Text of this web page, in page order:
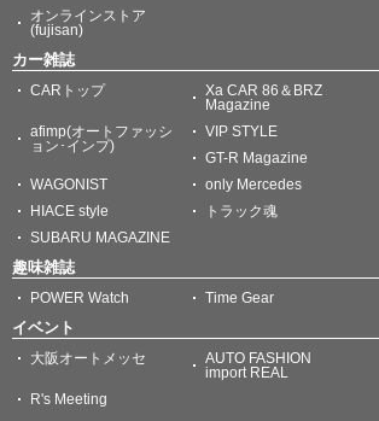
オンラインストア
(fujisan)
カー雑誌
CARトップ
Xa CAR 86＆BRZ
Magazine
afimp(オートファッシ
ョン･インプ)
VIP STYLE
GT-R Magazine
WAGONIST
only Mercedes
HIACE style
トラック魂
SUBARU MAGAZINE
趣味雑誌
POWER Watch Time Gear
イベント
大阪オートメッセ
AUTO FASHION
import REAL
R's Meeting